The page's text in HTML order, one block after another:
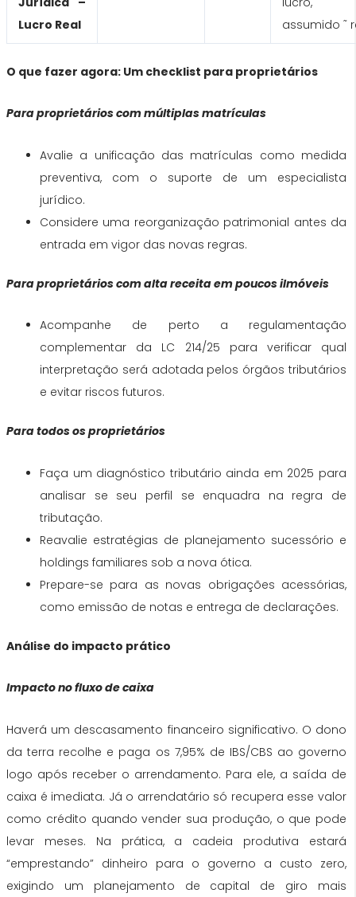
Lucro Real
assumido ˜
O que fazer agora: Um checklist para proprietários
Para proprietários com múltiplas matrículas
Avalie a unificação das matrículas como medida
preventiva, com o suporte de um especialista
jurídico.
Considere uma reorganização patrimonial antes da
entrada em vigor das novas regras.
Para proprietários com alta receita em poucos iImóveis
Acompanhe de perto a regulamentação
complementar da LC 214/25 para verificar qual
interpretação será adotada pelos órgãos tributários
e evitar riscos futuros.
Para todos os proprietários
Faça um diagnóstico tributário ainda em 2025 para
analisar se seu perfil se enquadra na regra de
tributação.
Reavalie estratégias de planejamento sucessório e
holdings familiares sob a nova ótica.
Prepare-se para as novas obrigações acessórias,
como emissão de notas e entrega de declarações.
Análise do impacto prático
Impacto no fluxo de caixa
Haverá um descasamento financeiro significativo. O dono
da terra recolhe e paga os 7,95% de IBS/CBS ao governo
logo após receber o arrendamento. Para ele, a saída de
caixa é imediata. Já o arrendatário só recupera esse valor
como crédito quando vender sua produção, o que pode
levar meses. Na prática, a cadeia produtiva estará
“emprestando” dinheiro para o governo a custo zero,
exigindo um planejamento de capital de giro mais